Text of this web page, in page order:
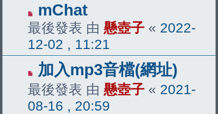
mChat
最後發表 由 懸壺子 « 2022-
12-02 , 11:21
加入mp3音檔(網址)
最後發表 由 懸壺子 « 2021-
08-16 , 20:59